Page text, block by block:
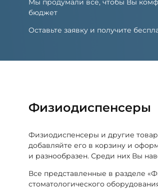
Мы продумали все, чтобы Вы
бюджет
Оставьте заявку и получите
Физиодиспенсеры
Физиодиспенсеры и другие
добавляйте его в корзину и
и разнообразен. Среди них Вы
Все представленные в разделе
стоматологического